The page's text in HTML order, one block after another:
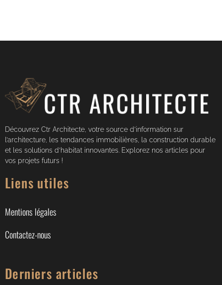
Découvrez Ctr Architecte, votre source d’information sur
l’architecture, les tendances immobilières, la construction durable
et les solutions d’habitat innovantes. Explorez nos articles pour
vos projets futurs !
Liens utiles
Mentions légales
Contactez-nous
Derniers articles